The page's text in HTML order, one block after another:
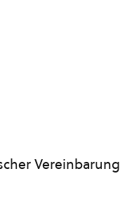
Vereinbarung